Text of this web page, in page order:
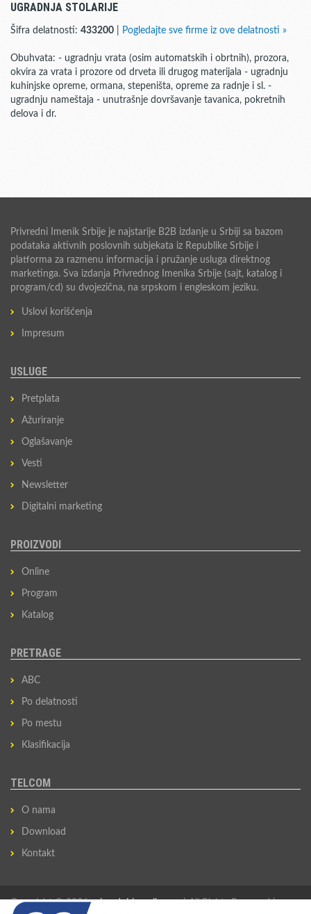
UGRADNJA STOLARIJE
Šifra delatnosti: 433200 Pogledajte sve firme iz ove delatnosti »
Obuhvata: - ugradnju vrata (osim automatskih i obrtnih), prozora,
okvira za vrata i prozore od drveta ili drugog materijala - ugradnju
kuhinjske opreme, ormana, stepeništa, opreme za radnje i sl. -
ugradnju nameštaja - unutrašnje dovršavanje tavanica, pokretnih
delova i dr.
Privredni Imenik Srbije je najstarije B2B izdanje u Srbiji sa bazom
podataka aktivnih poslovnih subjekata iz Republike Srbije i
platforma za razmenu informacija i pružanje usluga direktnog
marketinga. Sva izdanja Privrednog Imenika Srbije (sajt, katalog i
program/cd) su dvojezična, na srpskom i engleskom jeziku.
Uslovi korišćenja
Impresum
USLUGE
Pretplata
Ažuriranje
Oglašavanje
Vesti
Newsletter
Digitalni marketing
PROIZVODI
Online
Program
Katalog
PRETRAGE
ABC
Po delatnosti
Po mestu
Klasifikacija
TELCOM
O nama
Download
Kontakt
Copyright © 2026privredni-imenik.com